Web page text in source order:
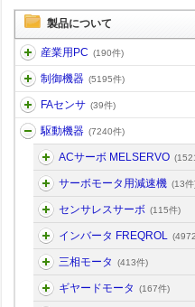
製品について
産業用PC (190件)
制御機器 (5195件)
FAセンサ (39件)
駆動機器 (7240件)
ACサーボ MELSERVO
サーボモータ用減速機 (13件
センサレスサーボ (115件)
インバータ FREQROL
三相モータ (413件)
ギヤードモータ (167件)